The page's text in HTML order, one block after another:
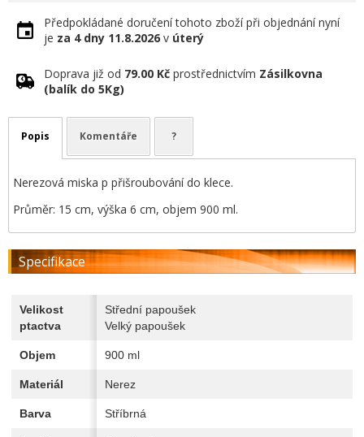
Předpokládané doručení tohoto zboží při objednání nyní
je za 4 dny 11.8.2026 v úterý
Doprava již od 79.00 Kč prostřednictvím Zásilkovna
(balík do 5Kg)
Popis Komentáře ?
Nerezová miska p přišroubování do klece.
Průměr: 15 cm, výška 6 cm, objem 900 ml.
Specifikace
Velikost
ptactva
Střední papoušek
Velký papoušek
Objem 900 ml
Materiál Nerez
Barva Stříbrná